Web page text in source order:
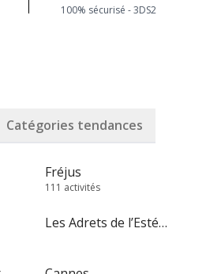
100% sécurisé - 3DS2
Catégories tendances
Fréjus
111 activités
Les Adrets de l’Estérel